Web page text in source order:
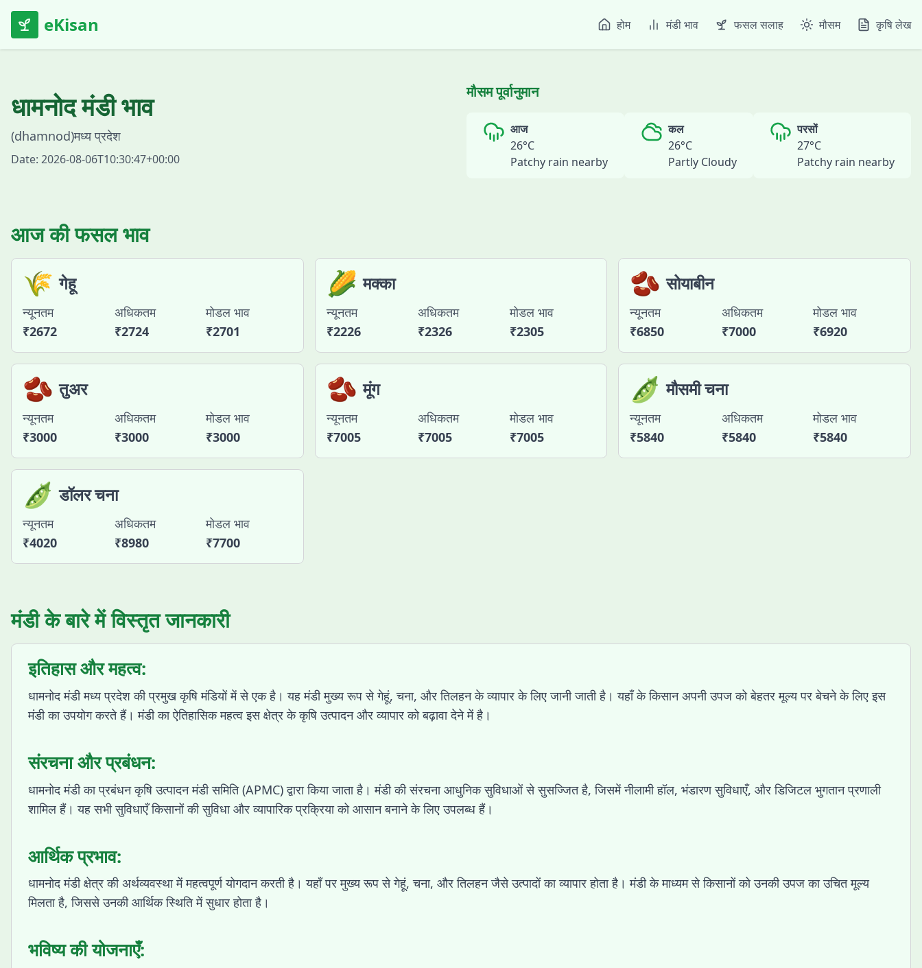
eKisan होम मंडी भाव फसल सलाह मौसम कृषि लेख
धामनोदमंडी भाव
(dhamnod)मध्य प्रदेश
Date: 2026-08-06T10:30:47+00:00
मौसम पूर्वानुमान
आज
26°C
Patchy rain nearby
कल
26°C
Partly Cloudy
परसों
27°C
Patchy rain nearby
आज की फसल भाव
🌾 गेहू
न्यूनतम
₹2672
अधिकतम
₹2724
मोडल भाव
₹2701
🌽 मक्का
न्यूनतम
₹2226
अधिकतम
₹2326
मोडल भाव
₹2305
🫘 सोयाबीन
न्यूनतम
₹6850
अधिकतम
₹7000
मोडल भाव
₹6920
🫘 तुअर
न्यूनतम
₹3000
अधिकतम
₹3000
मोडल भाव
₹3000
🫘 मूंग
न्यूनतम
₹7005
अधिकतम
₹7005
मोडल भाव
₹7005
🫛 मौसमी चना
न्यूनतम
₹5840
अधिकतम
₹5840
मोडल भाव
₹5840
🫛 डॉलर चना
न्यूनतम
₹4020
अधिकतम
₹8980
मोडल भाव
₹7700
मंडी के बारे में विस्तृत जानकारी
इतिहास और महत्व:
धामनोद मंडी मध्य प्रदेश की प्रमुख कृषि मंडियों में से एक है। यह मंडी मुख्य रूप से गेहूं, चना, और तिलहन के व्यापार के लिए जानी जाती है। यहाँ के किसान अपनी उपज को बेहतर मूल्य पर बेचने के लिए इस
मंडी का उपयोग करते हैं। मंडी का ऐतिहासिक महत्व इस क्षेत्र के कृषि उत्पादन और व्यापार को बढ़ावा देने में है।
संरचना और प्रबंधन:
धामनोद मंडी का प्रबंधन कृषि उत्पादन मंडी समिति (APMC) द्वारा किया जाता है। मंडी की संरचना आधुनिक सुविधाओं से सुसज्जित है, जिसमें नीलामी हॉल, भंडारण सुविधाएँ, और डिजिटल भुगतान प्रणाली
शामिल हैं। यह सभी सुविधाएँ किसानों की सुविधा और व्यापारिक प्रक्रिया को आसान बनाने के लिए उपलब्ध हैं।
आर्थिक प्रभाव:
धामनोद मंडी क्षेत्र की अर्थव्यवस्था में महत्वपूर्ण योगदान करती है। यहाँ पर मुख्य रूप से गेहूं, चना, और तिलहन जैसे उत्पादों का व्यापार होता है। मंडी के माध्यम से किसानों को उनकी उपज का उचित मूल्य
मिलता है, जिससे उनकी आर्थिक स्थिति में सुधार होता है।
भविष्य की योजनाएँ: